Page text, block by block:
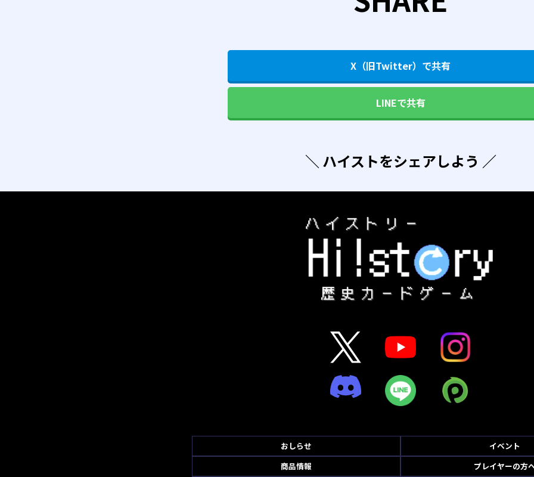
X（旧Twitter）で共有
LINEで共有
＼ ハイストをシェアしよう ／
おしらせ
イベント
商品情報
プレイヤーの方